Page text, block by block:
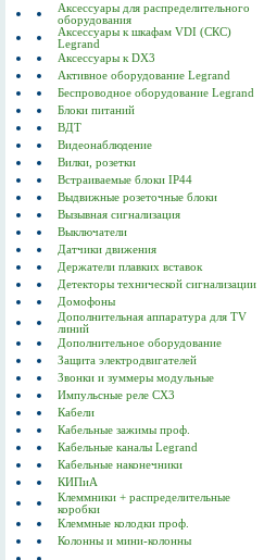
Аксессуары для распределительного
оборудования
Аксессуары к шкафам VDI (СКС)
Legrand
Аксессуары к DX3
Активное оборудование Legrand
Беспроводное оборудование Legrand
Блоки питаний
ВДТ
Видеонаблюдение
Вилки, розетки
Встраиваемые блоки IP44
Выдвижные розеточные блоки
Вызывная сигнализация
Выключатели
Датчики движения
Держатели плавких вставок
Детекторы технической сигнализации
Домофоны
Дополнительная аппаратура для TV
линий
Дополнительное оборудование
Защита электродвигателей
Звонки и зуммеры модульные
Импульсные реле CX3
Кабели
Кабельные зажимы проф.
Кабельные каналы Legrand
Кабельные наконечники
КИПиА
Клеммники + распределительные
коробки
Клеммные колодки проф.
Колонны и мини-колонны